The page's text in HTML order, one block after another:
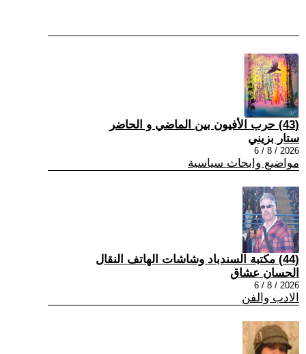
(43) حرب الأفيون بين الماضي و الحاضر
ستار بزيني
2026 / 8 / 6
مواضيع وابحاث سياسية
(44) مكتبة السندباد وشاشات الهاتف النقال
الحسان عشاق
2026 / 8 / 6
الادب والفن